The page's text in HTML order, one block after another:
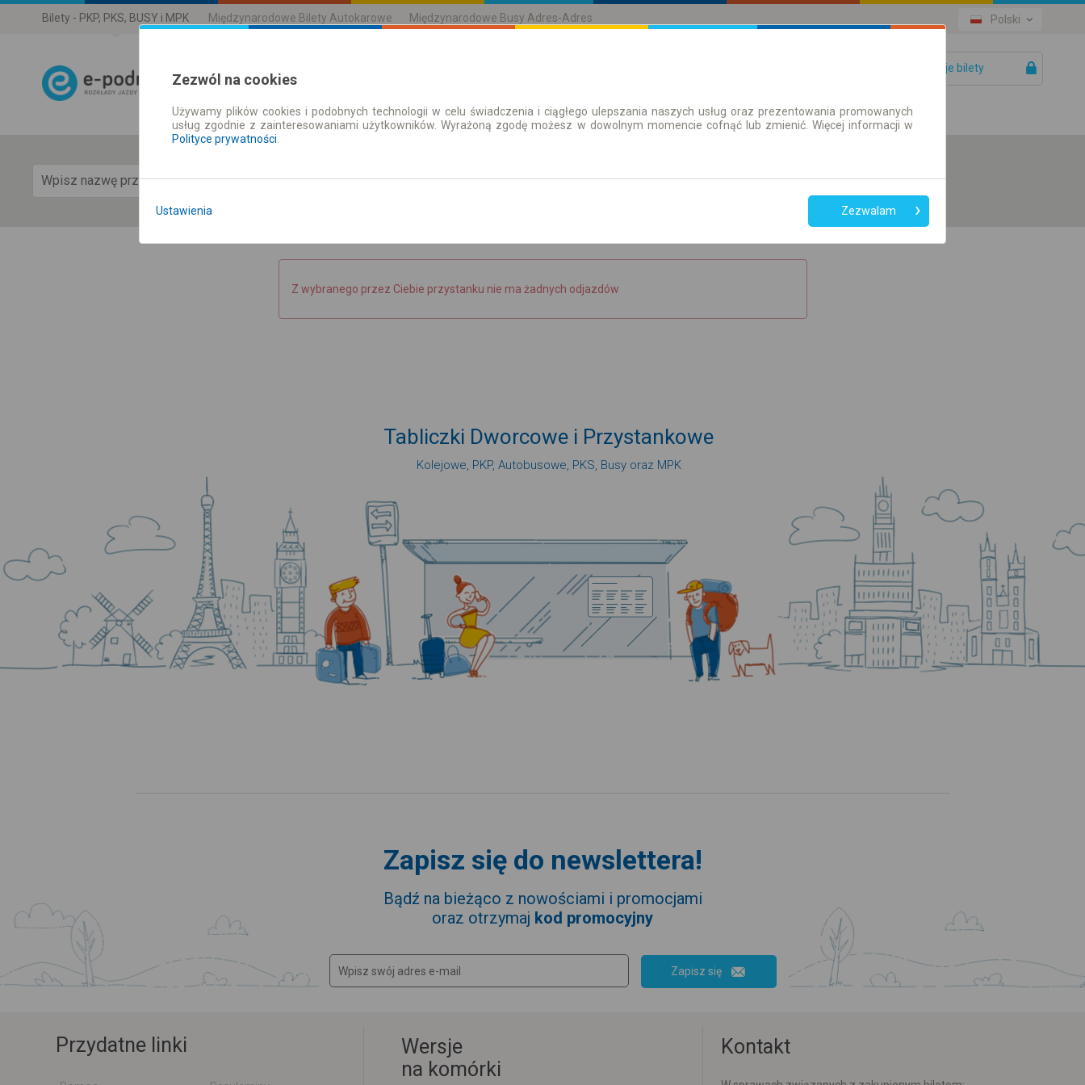
Bilety - PKP, PKS, BUSY i MPK Międzynarodowe Bilety Autokarowe Międzynarodowe Busy Adres-Adres Polski
Twoje bilety
Rozkład Jazdy | Bilety Bilety okresowe
Pokaż rozkład
Z wybranego przez Ciebie przystanku nie ma żadnych odjazdów
Tabliczki Dworcowe i Przystankowe
Kolejowe, PKP, Autobusowe, PKS, Busy oraz MPK
Zapisz się do newslettera!
Bądź na bieżąco z nowościami i promocjami
oraz otrzymaj kod promocyjny
Zapisz się
Przydatne linki
Wersje
na komórki
Kontakt
Zezwól na cookies
Używamy plików cookies i podobnych technologii w celu świadczenia i ciągłego ulepszania naszych usług oraz prezentowania promowanych
usług zgodnie z zainteresowaniami użytkowników. Wyrażoną zgodę możesz w dowolnym momencie cofnąć lub zmienić. Więcej informacji w
Polityce prywatności
Ustawienia Zezwalam